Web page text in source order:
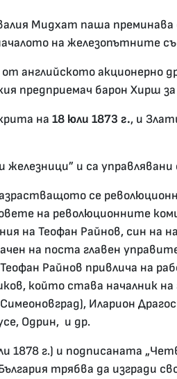
Мидхат паша преминава
на железопътните
английското акционерно
предприемач барон Хирш
на 18 юли 1873 г., и
и са
се
на революционните
на Теофан Райнов, син на
на поста главен
Райнов привлича на
който става началник
Иларион
Одрин, и др.
1878 г.) и подписаната
трябва да изгради